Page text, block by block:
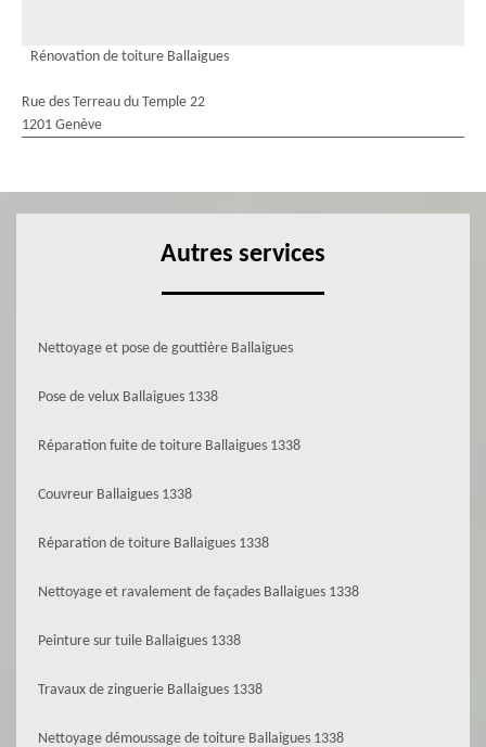
Rénovation de toiture Ballaigues
Rue des Terreau du Temple 22
1201 Genève
Autres services
Nettoyage et pose de gouttière Ballaigues
Pose de velux Ballaigues 1338
Réparation fuite de toiture Ballaigues 1338
Couvreur Ballaigues 1338
Réparation de toiture Ballaigues 1338
Nettoyage et ravalement de façades Ballaigues 1338
Peinture sur tuile Ballaigues 1338
Travaux de zinguerie Ballaigues 1338
Nettoyage démoussage de toiture Ballaigues 1338